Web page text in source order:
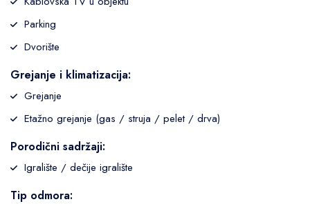
Parking
Dvorište
Grejanje i klimatizacija:
Grejanje
Etažno grejanje (gas / struja / pelet / drva)
Porodični sadržaji:
Igralište / dečije igralište
Tip odmora: